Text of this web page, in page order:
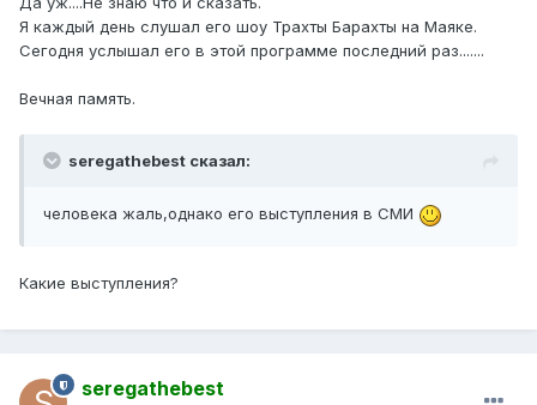
Я каждый день слушал его шоу Трахты Барахты на Маяке.
Сегодня услышал его в этой программе последний раз.......
Вечная память.
seregathebest сказал:
человека жаль,однако его выступления в СМИ
Какие выступления?
seregathebest